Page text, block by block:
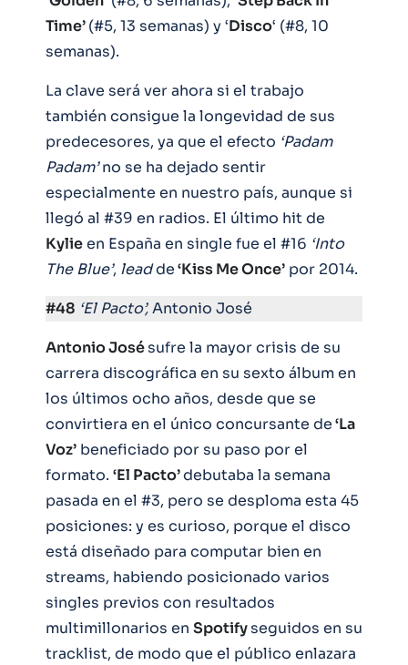
Time’(#5, 13 semanas) y ‘Disco‘ (#8, 10
semanas).
La clave será ver ahora si el trabajo
también consigue la longevidad de sus
predecesores, ya que el efecto ‘Padam
Padam’no se ha dejado sentir
especialmente en nuestro país, aunque si
llegó al #39 en radios. El último hit de
Kylieen España en single fue el #16 ‘Into
The Blue’, leadde‘Kiss Me Once’ por 2014.
#48 ‘El Pacto’,Antonio José
Antonio Josésufre la mayor crisis de su
carrera discográfica en su sexto álbum en
los últimos ocho años, desde que se
convirtiera en el único concursante de‘La
Voz’ beneficiado por su paso por el
formato. ‘El Pacto’debutaba la semana
pasada en el #3, pero se desploma esta 45
posiciones: y es curioso, porque el disco
está diseñado para computar bien en
streams, habiendo posicionado varios
singles previos con resultados
multimillonarios en Spotifyseguidos en su
tracklist, de modo que el público enlazara